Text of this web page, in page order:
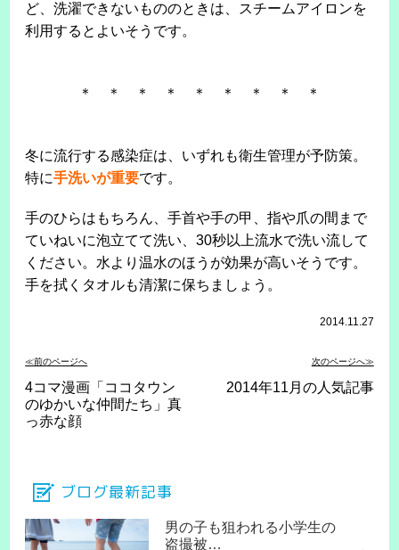
ど、洗濯できないもののときは、スチームアイロンを
利用するとよいそうです。
＊ ＊ ＊ ＊ ＊ ＊ ＊ ＊ ＊
冬に流行する感染症は、いずれも衛生管理が予防策。
特に手洗いが重要です。
手のひらはもちろん、手首や手の甲、指や爪の間まで
ていねいに泡立てて洗い、30秒以上流水で洗い流して
ください。水より温水のほうが効果が高いそうです。
手を拭くタオルも清潔に保ちましょう。
2014.11.27
≪前のページへ 次のページへ≫
4コマ漫画「ココタウン
のゆかいな仲間たち」真
っ赤な顔
2014年11月の人気記事
ブログ最新記事
男の子も狙われる小学生の
盗撮被…